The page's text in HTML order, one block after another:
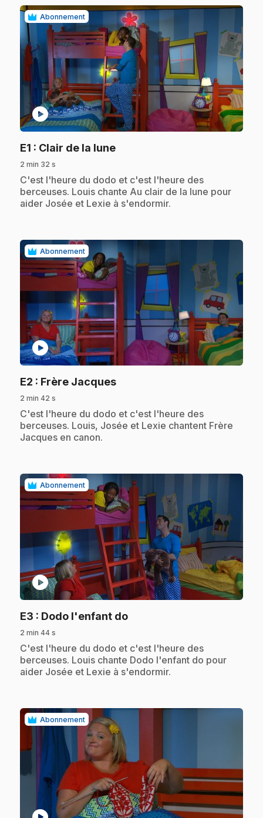
Abonnement
play_circle
E1 : Clair de la lune.
2 min 32 s
.C'est l'heure du dodo et c'est l'heure des
berceuses. Louis chante Au clair de la lune pour
aider Josée et Lexie à s'endormir.
Abonnement
play_circle
E2 : Frère Jacques.
2 min 42 s
.C'est l'heure du dodo et c'est l'heure des
berceuses. Louis, Josée et Lexie chantent Frère
Jacques en canon.
Abonnement
play_circle
E3 : Dodo l'enfant do.
2 min 44 s
.C'est l'heure du dodo et c'est l'heure des
berceuses. Louis chante Dodo l'enfant do pour
aider Josée et Lexie à s'endormir.
Abonnement